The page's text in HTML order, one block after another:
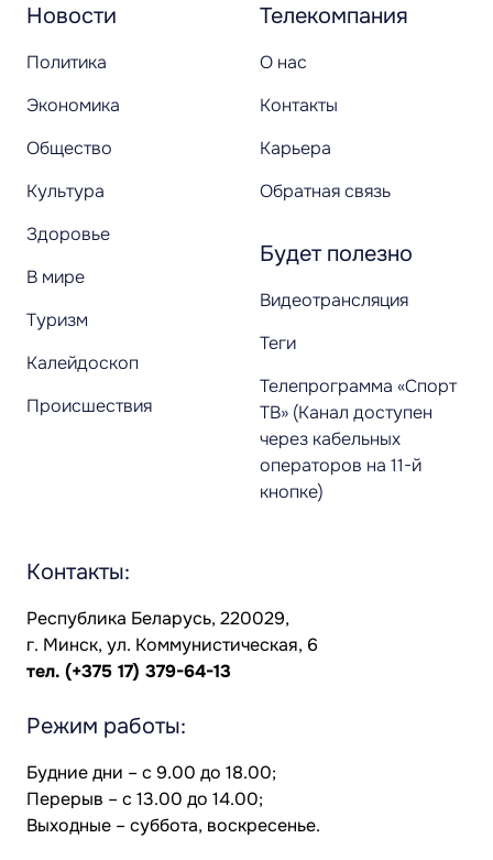
Новости
Политика
Экономика
Общество
Культура
Здоровье
В мире
Туризм
Калейдоскоп
Происшествия
Телекомпания
О нас
Контакты
Карьера
Обратная связь
Будет полезно
Видеотрансляция
Теги
Телепрограмма «Спорт
ТВ» (Канал доступен
через кабельных
операторов на 11-й
кнопке)
Контакты:
Республика Беларусь, 220029,
г. Минск, ул. Коммунистическая, 6
тел. (+375 17) 379-64-13
Режим работы:
Будние дни – с 9.00 до 18.00;
Перерыв – с 13.00 до 14.00;
Выходные – суббота, воскресенье.